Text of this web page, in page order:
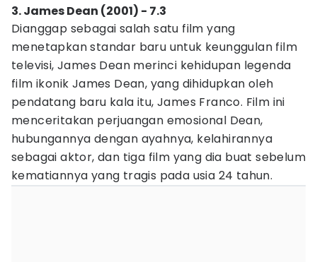
3. James Dean (2001) - 7.3
Dianggap sebagai salah satu film yang
menetapkan standar baru untuk keunggulan film
televisi, James Dean merinci kehidupan legenda
film ikonik James Dean, yang dihidupkan oleh
pendatang baru kala itu, James Franco. Film ini
menceritakan perjuangan emosional Dean,
hubungannya dengan ayahnya, kelahirannya
sebagai aktor, dan tiga film yang dia buat sebelum
kematiannya yang tragis pada usia 24 tahun.